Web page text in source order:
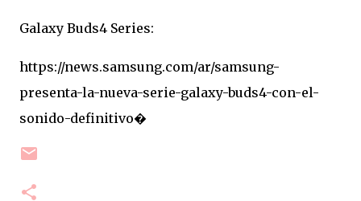
Galaxy Buds4 Series:
https://news.samsung.com/ar/samsung-
presenta-la-nueva-serie-galaxy-buds4-con-el-
sonido-definitivo⁠�